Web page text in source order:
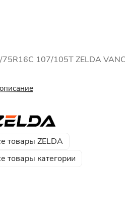
107/105T ZELDA
товары ZELDA
товары категории